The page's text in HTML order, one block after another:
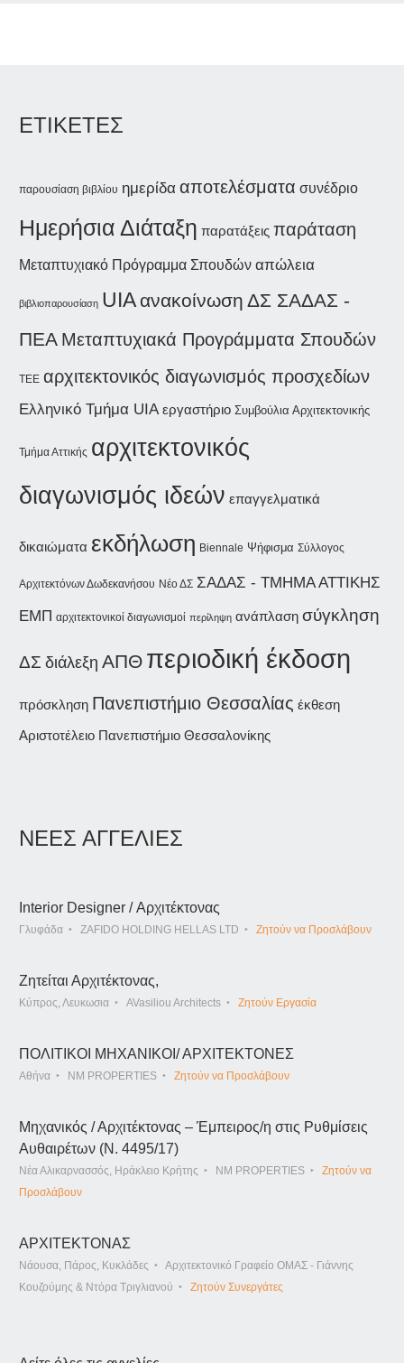
ΕΤΙΚΕΤΕΣ
παρουσίαση βιβλίου ημερίδα αποτελέσματα συνέδριο
Ημερήσια Διάταξη παρατάξεις παράταση
Μεταπτυχιακό Πρόγραμμα Σπουδών απώλεια
βιβλιοπαρουσίαση UIA ανακοίνωση ΔΣ ΣΑΔΑΣ -
ΠΕΑ Μεταπτυχιακά Προγράμματα Σπουδών
ΤΕΕ αρχιτεκτονικός διαγωνισμός προσχεδίων
Ελληνικό Τμήμα UIA εργαστήριο Συμβούλια Αρχιτεκτονικής
Τμήμα Αττικής αρχιτεκτονικός
διαγωνισμός ιδεών επαγγελματικά
δικαιώματα εκδήλωση Biennale Ψήφισμα Σύλλογος
Αρχιτεκτόνων Δωδεκανήσου Νέο ΔΣ ΣΑΔΑΣ - ΤΜΗΜΑ ΑΤΤΙΚΗΣ
ΕΜΠ αρχιτεκτονικοί διαγωνισμοί περίληψη ανάπλαση σύγκληση
ΔΣ διάλεξη ΑΠΘ περιοδική έκδοση
πρόσκληση Πανεπιστήμιο Θεσσαλίας έκθεση
Αριστοτέλειο Πανεπιστήμιο Θεσσαλονίκης
ΝΕΕΣ ΑΓΓΕΛΙΕΣ
Interior Designer / Αρχιτέκτονας
Γλυφάδα ZAFIDO HOLDING HELLAS LTD Ζητούν να Προσλάβουν
Ζητείται Αρχιτέκτονας,
Κύπρος, Λευκωσια AVasiliou Architects Ζητούν Εργασία
ΠΟΛΙΤΙΚΟΙ ΜΗΧΑΝΙΚΟΙ/ ΑΡΧΙΤΕΚΤΟΝΕΣ
Αθήνα NM PROPERTIES Ζητούν να Προσλάβουν
Μηχανικός / Αρχιτέκτονας – Έμπειρος/η στις Ρυθμίσεις
Αυθαιρέτων (Ν. 4495/17)
Νέα Αλικαρνασσός, Ηράκλειο Κρήτης NM PROPERTIES
Ζητούν να
Προσλάβουν
ΑΡΧΙΤΕΚΤΟΝΑΣ
Νάουσα, Πάρος, Κυκλάδες
Αρχιτεκτονικό Γραφείο ΟΜΑΣ - Γιάννης
Κουζούμης & Ντόρα Τριγλιανού
Ζητούν Συνεργάτες